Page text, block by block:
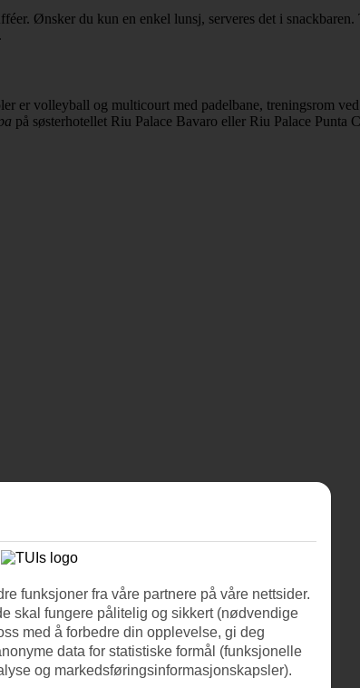
Ønsker du kun en enkel lunsj, serveres det i
er volleyball og multicourt med padelbane, treningsrom
på søsterhotellet Riu Palace Bavaro eller Riu Palace Punta
din opplevelse.
stikkord på kjøkkenet.
forteller hva RIU-følelsen gir.
bevart den familiære følelsen.
sentrum, selv om dette koster mer.
funksjoner fra våre partnere på våre nettsider.
skal fungere pålitelig og sikkert (nødvendige
med å forbedre din opplevelse, gi deg
data for statistiske formål (funksjonelle
og markedsføringsinformasjonskapsler).